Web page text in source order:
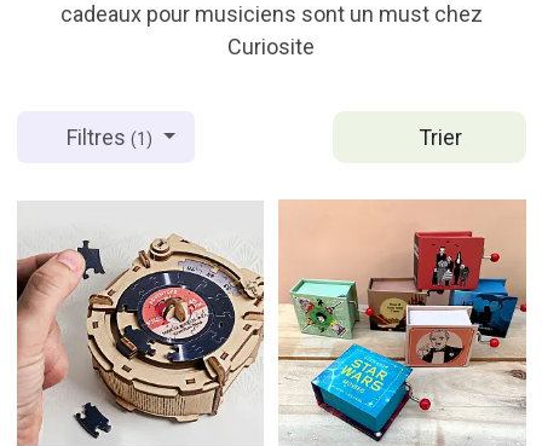
cadeaux pour musiciens sont un must chez
Curiosite
Trier
Filtres(1)